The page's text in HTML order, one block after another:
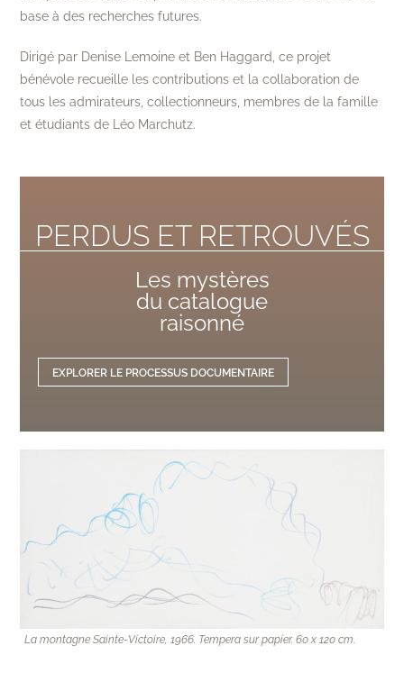
base à des recherches futures.
Dirigé par Denise Lemoine et Ben Haggard, ce projet
bénévole recueille les contributions et la collaboration de
tous les admirateurs, collectionneurs, membres de la famille
et étudiants de Léo Marchutz.
PERDUS ET RETROUVÉS
Les mystères
du catalogue
raisonné
EXPLORER LE PROCESSUS DOCUMENTAIRE
La montagne Sainte-Victoire, 1966. Tempera sur papier. 60 x 120 cm.